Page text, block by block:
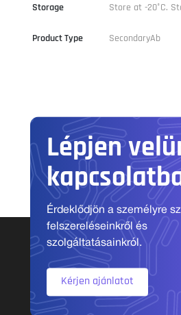
Storage Store at -20°C.
Product Type SecondaryAb
Lépjen
Érdeklődjön a személyre
felszereléseinkről és
szolgáltatásainkról.
Kérjen ajánlatot